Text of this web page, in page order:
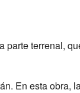
parte terrenal,
En esta obra,